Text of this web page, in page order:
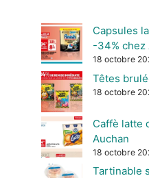
Capsules
-34% chez
18 octobre
Têtes
18 octobre
Caffè latte
Auchan
18 octobre
Tartinable